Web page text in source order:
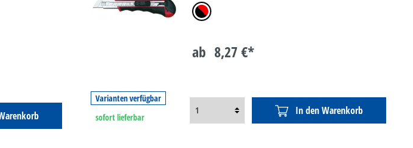
schwarz/rot
ab 8,27 €*
Varianten verfügbar
sofort lieferbar
In den Warenkorb